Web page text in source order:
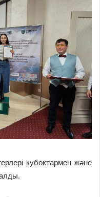
кубоктармен және